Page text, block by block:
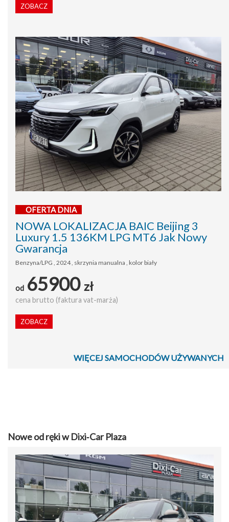
ZOBACZ
OFERTA DNIA
NOWA LOKALIZACJA BAIC Beijing 3
Luxury 1.5 136KM LPG MT6 Jak Nowy
Gwarancja
Benzyna/LPG , 2024 , skrzynia manualna , kolor biały
od 65900 zł
cena brutto (faktura vat-marża)
ZOBACZ
WIĘCEJ SAMOCHODÓW UŻYWANYCH
Nowe od ręki w Dixi‑Car Plaza